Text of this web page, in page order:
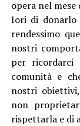
opera nel
Iori di donarlo
rendessimo
nostri
per
comunità e
nostri
non
rispettarla e di